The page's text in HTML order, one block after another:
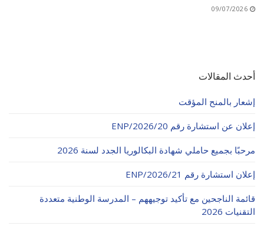
09/07/2026
أحدث المقالات
إشعار بالمنح المؤقت
إعلان عن استشارة رقم 20/ENP/2026
مرحبًا بجميع حاملي شهادة البكالوريا الجدد لسنة 2026
إعلان استشارة رقم 21/ENP/2026
قائمة الناجحين مع تأكيد توجيههم – المدرسة الوطنية متعددة
التقنيات 2026